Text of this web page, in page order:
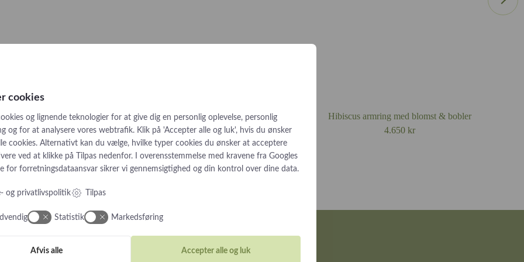
perleøreringe med diamanter
12.200kr
Tinuviel lange snirklede perleøreringe
19.900kr
Hibiscus armring med blomst & bobler
4.650 kr
cookies
og lignende teknologier for at give dig en personlig oplevelse, personlig
og for at analysere vores webtrafik. Klik på 'Accepter alle og luk', hvis du ønsker
cookies. Alternativt kan du vælge, hvilke typer cookies du ønsker at acceptere
ved at klikke på Tilpas nedenfor. I overensstemmelse med kravene fra Googles
for forretningsdataansvar sikrer vi gennemsigtighed og din kontrol over dine data.
og privatlivspolitik Tilpas
Statistik Markedsføring
Afvis alle Accepter alle og luk